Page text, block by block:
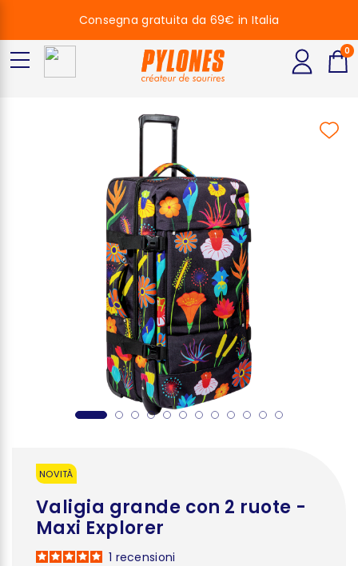
NOVITÀ
Valigia grande con 2 ruote -
Maxi Explorer
1 recensioni
Consegna gratuita da 69€ in Italia
0